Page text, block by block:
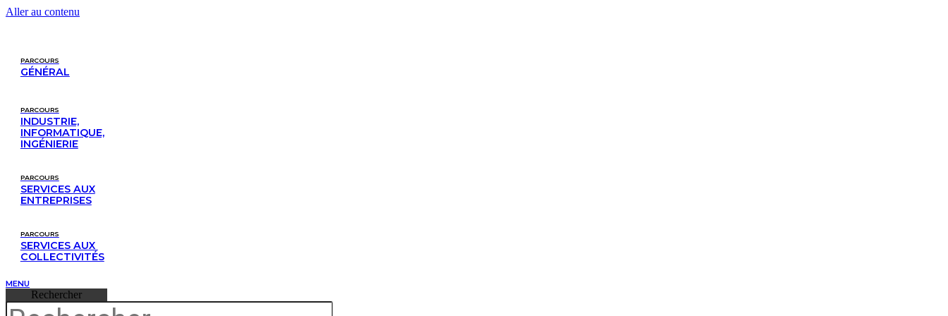
Aller au contenu
PARCOURS
GÉNÉRAL
PARCOURS
INDUSTRIE,
INFORMATIQUE,
INGÉNIERIE
PARCOURS
SERVICES AUX
ENTREPRISES
PARCOURS
SERVICES AUX
COLLECTIVITÉS
MENU
Rechercher